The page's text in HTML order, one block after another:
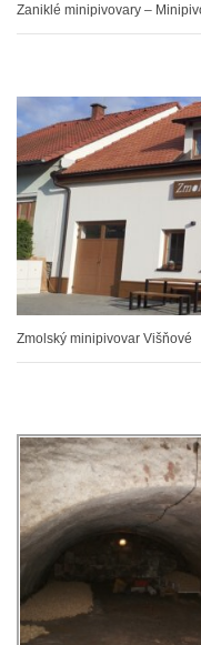
Zaniklé minipivovary –
Zmolský minipivovar Višňové